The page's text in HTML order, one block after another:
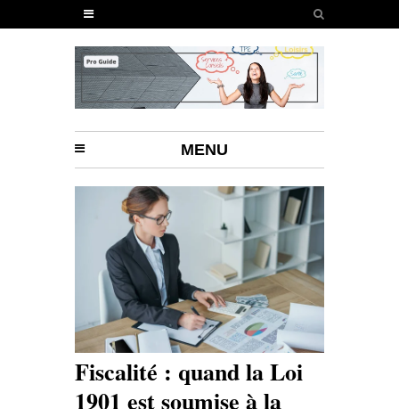
MENU
Fiscalité : quand la Loi
1901 est soumise à la